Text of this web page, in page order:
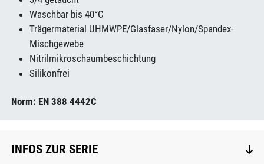
Waschbar bis 40°C
Trägermaterial UHMWPE/Glasfaser/Nylon/Spandex-
Mischgewebe
Nitrilmikroschaumbeschichtung
Silikonfrei
Norm: EN 388 4442C
INFOS ZUR SERIE